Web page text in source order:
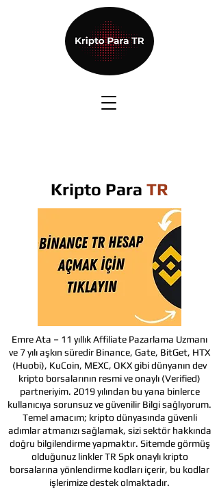
Kripto Para TR
Emre Ata – 11 yıllık Affiliate Pazarlama Uzmanı
ve 7 yılı aşkın süredir Binance, Gate, BitGet, HTX
(Huobi), KuCoin, MEXC, OKX gibi dünyanın dev
kripto borsalarının resmi ve onaylı (Verified)
partneriyim. 2019 yılından bu yana binlerce
kullanıcıya sorunsuz ve güvenilir Bilgi sağlıyorum.
Temel amacım; kripto dünyasında güvenli
adımlar atmanızı sağlamak, sizi sektör hakkında
doğru bilgilendirme yapmaktır. Sitemde görmüş
olduğunuz linkler TR Spk onaylı kripto
borsalarına yönlendirme kodları içerir, bu kodlar
işlerimize destek olmaktadır.